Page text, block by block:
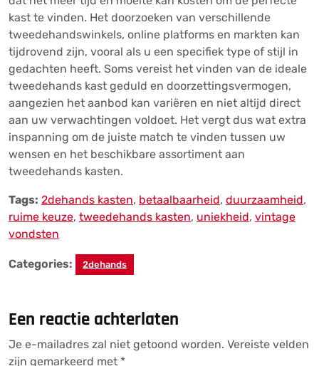
kast te vinden. Het doorzoeken van verschillende
tweedehandswinkels, online platforms en markten kan
tijdrovend zijn, vooral als u een specifiek type of stijl in
gedachten heeft. Soms vereist het vinden van de ideale
tweedehands kast geduld en doorzettingsvermogen,
aangezien het aanbod kan variëren en niet altijd direct
aan uw verwachtingen voldoet. Het vergt dus wat extra
inspanning om de juiste match te vinden tussen uw
wensen en het beschikbare assortiment aan
tweedehands kasten.
Tags: 2dehands kasten, betaalbaarheid, duurzaamheid,
ruime keuze, tweedehands kasten, uniekheid, vintage
vondsten
Categories: 2dehands
Een reactie achterlaten
Je e-mailadres zal niet getoond worden. Vereiste velden
zijn gemarkeerd met *